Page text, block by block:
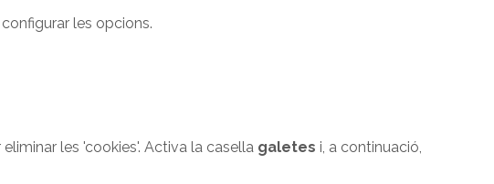
les opcions.
eliminar les 'cookies'. Activa la casella galetes i, a continuació,